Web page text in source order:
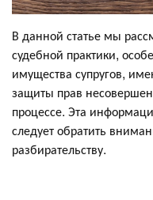
В данной статье мы
судебной практики,
имущества супругов,
защиты прав
процессе. Эта
следует обратить
разбирательству.